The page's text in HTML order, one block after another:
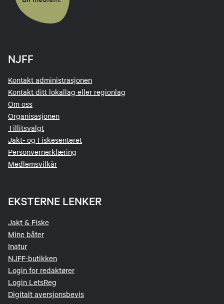
NJFF
Kontakt administrasjonen
Kontakt ditt lokallag eller regionlag
Om oss
Organisasjonen
Tillitsvalgt
Jakt- og Fiskesenteret
Personvernerklæring
Medlemsvilkår
EKSTERNE LENKER
Jakt & Fiske
Mine båter
Inatur
NJFF-butikken
Login for redaktører
Login LetsReg
Digitalt aversjonsbevis